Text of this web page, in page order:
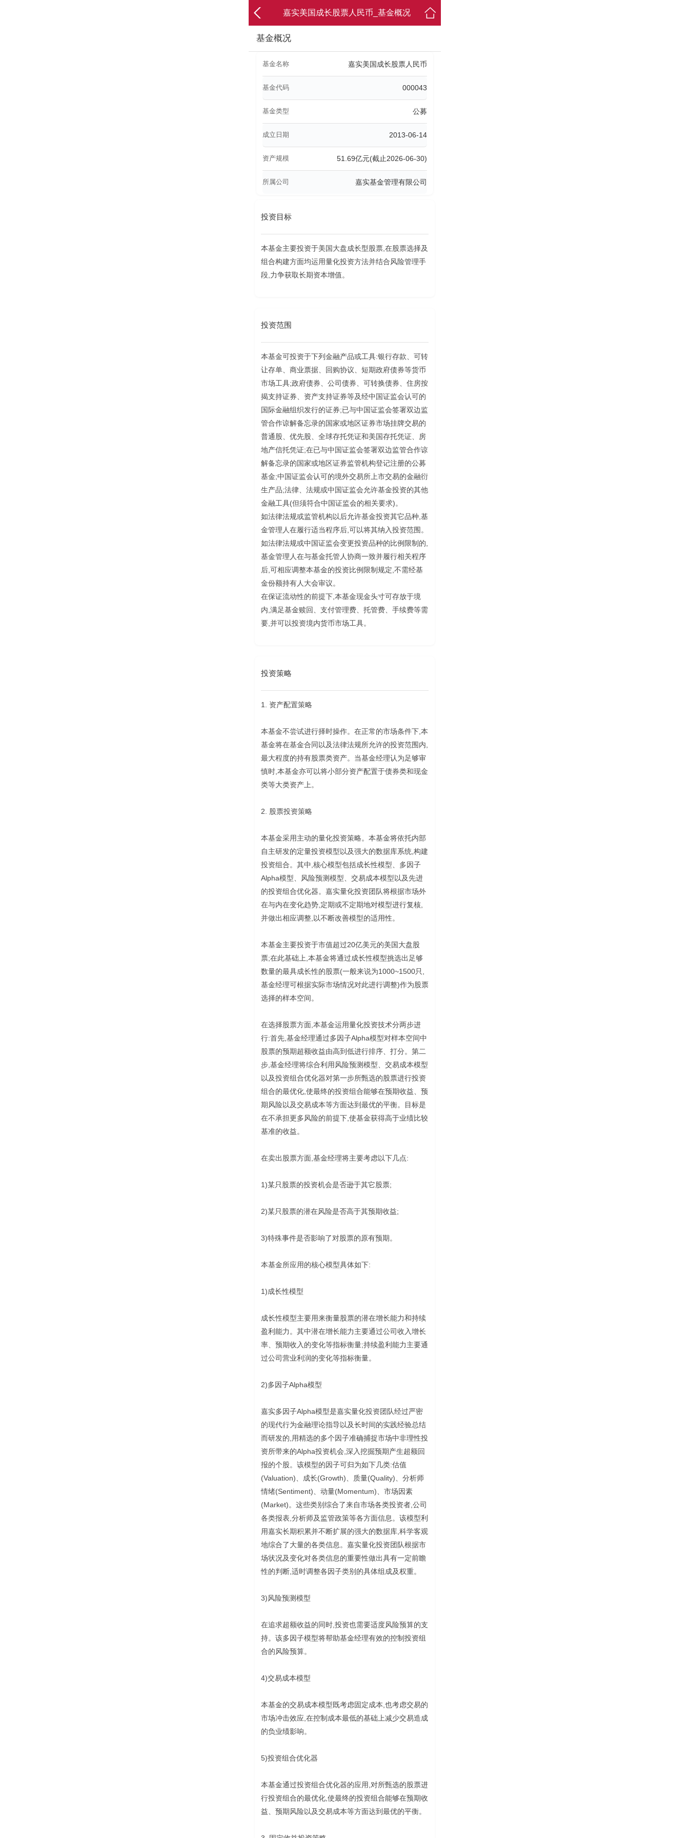
嘉实美国成长股票人民币_基金概况
基金概况
基金名称 嘉实美国成长股票人民币
基金代码 000043
基金类型 公募
成立日期 2013-06-14
资产规模 51.69亿元(截止2026-06-30)
所属公司 嘉实基金管理有限公司
投资目标
本基金主要投资于美国大盘成长型股票,在股票选择及
组合构建方面均运用量化投资方法并结合风险管理手
段,力争获取长期资本增值。
投资范围
本基金可投资于下列金融产品或工具:银行存款、可转
让存单、商业票据、回购协议、短期政府债券等货币
市场工具;政府债券、公司债券、可转换债券、住房按
揭支持证券、资产支持证券等及经中国证监会认可的
国际金融组织发行的证券;已与中国证监会签署双边监
管合作谅解备忘录的国家或地区证券市场挂牌交易的
普通股、优先股、全球存托凭证和美国存托凭证、房
地产信托凭证;在已与中国证监会签署双边监管合作谅
解备忘录的国家或地区证券监管机构登记注册的公募
基金;中国证监会认可的境外交易所上市交易的金融衍
生产品;法律、法规或中国证监会允许基金投资的其他
金融工具(但须符合中国证监会的相关要求)。
如法律法规或监管机构以后允许基金投资其它品种,基
金管理人在履行适当程序后,可以将其纳入投资范围。
如法律法规或中国证监会变更投资品种的比例限制的,
基金管理人在与基金托管人协商一致并履行相关程序
后,可相应调整本基金的投资比例限制规定,不需经基
金份额持有人大会审议。
在保证流动性的前提下,本基金现金头寸可存放于境
内,满足基金赎回、支付管理费、托管费、手续费等需
要,并可以投资境内货币市场工具。
投资策略
1. 资产配置策略
本基金不尝试进行择时操作。在正常的市场条件下,本
基金将在基金合同以及法律法规所允许的投资范围内,
最大程度的持有股票类资产。当基金经理认为足够审
慎时,本基金亦可以将小部分资产配置于债券类和现金
类等大类资产上。
2. 股票投资策略
本基金采用主动的量化投资策略。本基金将依托内部
自主研发的定量投资模型以及强大的数据库系统,构建
投资组合。其中,核心模型包括成长性模型、多因子
Alpha模型、风险预测模型、交易成本模型以及先进
的投资组合优化器。嘉实量化投资团队将根据市场外
在与内在变化趋势,定期或不定期地对模型进行复核,
并做出相应调整,以不断改善模型的适用性。
本基金主要投资于市值超过20亿美元的美国大盘股
票;在此基础上,本基金将通过成长性模型挑选出足够
数量的最具成长性的股票(一般来说为1000~1500只,
基金经理可根据实际市场情况对此进行调整)作为股票
选择的样本空间。
在选择股票方面,本基金运用量化投资技术分两步进
行:首先,基金经理通过多因子Alpha模型对样本空间中
股票的预期超额收益由高到低进行排序、打分。第二
步,基金经理将综合利用风险预测模型、交易成本模型
以及投资组合优化器对第一步所甄选的股票进行投资
组合的最优化,使最终的投资组合能够在预期收益、预
期风险以及交易成本等方面达到最优的平衡。目标是
在不承担更多风险的前提下,使基金获得高于业绩比较
基准的收益。
在卖出股票方面,基金经理将主要考虑以下几点:
1)某只股票的投资机会是否逊于其它股票;
2)某只股票的潜在风险是否高于其预期收益;
3)特殊事件是否影响了对股票的原有预期。
本基金所应用的核心模型具体如下:
1)成长性模型
成长性模型主要用来衡量股票的潜在增长能力和持续
盈利能力。其中潜在增长能力主要通过公司收入增长
率、预期收入的变化等指标衡量;持续盈利能力主要通
过公司营业利润的变化等指标衡量。
2)多因子Alpha模型
嘉实多因子Alpha模型是嘉实量化投资团队经过严密
的现代行为金融理论指导以及长时间的实践经验总结
而研发的,用精选的多个因子准确捕捉市场中非理性投
资所带来的Alpha投资机会,深入挖掘预期产生超额回
报的个股。该模型的因子可归为如下几类:估值
(Valuation)、成长(Growth)、质量(Quality)、分析师
情绪(Sentiment)、动量(Momentum)、市场因素
(Market)。这些类别综合了来自市场各类投资者,公司
各类报表,分析师及监管政策等各方面信息。该模型利
用嘉实长期积累并不断扩展的强大的数据库,科学客观
地综合了大量的各类信息。嘉实量化投资团队根据市
场状况及变化对各类信息的重要性做出具有一定前瞻
性的判断,适时调整各因子类别的具体组成及权重。
3)风险预测模型
在追求超额收益的同时,投资也需要适度风险预算的支
持。该多因子模型将帮助基金经理有效的控制投资组
合的风险预算。
4)交易成本模型
本基金的交易成本模型既考虑固定成本,也考虑交易的
市场冲击效应,在控制成本最低的基础上减少交易造成
的负业绩影响。
5)投资组合优化器
本基金通过投资组合优化器的应用,对所甄选的股票进
行投资组合的最优化,使最终的投资组合能够在预期收
益、预期风险以及交易成本等方面达到最优的平衡。